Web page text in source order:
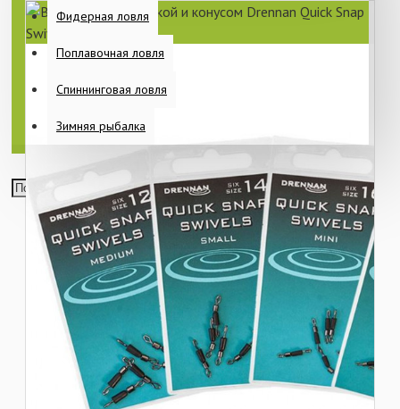
Фидерная ловля
Поплавочная ловля
Спиннинговая ловля
Зимняя рыбалка